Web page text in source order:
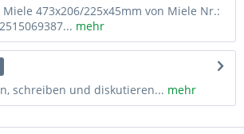
473x206/225x45mm von Miele Nr.:
mehr
schreiben und diskutieren... mehr